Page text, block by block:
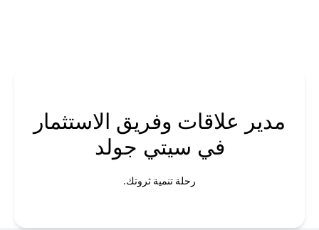
مدير علاقات وفريق الاستثمار
في سيتي جولد
رحلة تنمية ثروتك.